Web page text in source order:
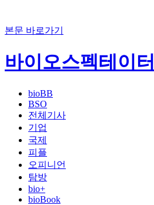
본문 바로가기
바이오스펙테이터
bioBB
BSO
전체기사
기업
국제
피플
오피니언
탐방
bio+
bioBook